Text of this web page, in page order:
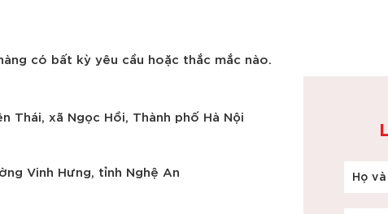
có bất kỳ yêu cầu hoặc thắc mắc nào.
Thái, xã Ngọc Hồi, Thành phố Hà Nội
Vinh Hưng, tỉnh Nghệ An Họ